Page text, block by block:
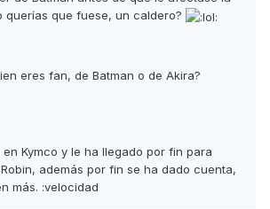
querías que fuese, un caldero?
eres fan, de Batman o de Akira?
Kymco y le ha llegado por fin para
además por fin se ha dado cuenta,
más. :velocidad